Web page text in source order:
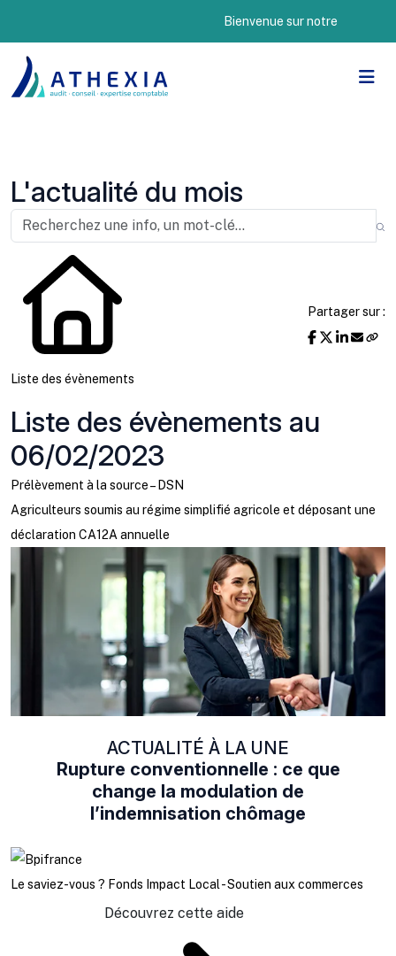
Bienvenue sur notre nouveau
L'actualité du mois
Liste des évènements
Partager sur :
Liste des évènements au
06/02/2023
Prélèvement à la source – DSN
Agriculteurs soumis au régime simplifié agricole et déposant une
déclaration CA12A annuelle
ACTUALITÉ À LA UNE
Rupture conventionnelle : ce que
change la modulation de
l’indemnisation chômage
Le saviez-vous ? Fonds Impact Local - Soutien aux commerces
Découvrez cette aide